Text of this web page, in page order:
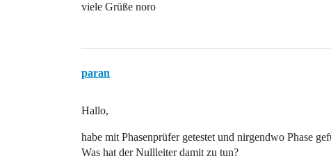
viele Grüße noro
paran
Hallo,
habe mit Phasenprüfer getestet und nirgendwo Phase
Was hat der Nullleiter damit zu tun?